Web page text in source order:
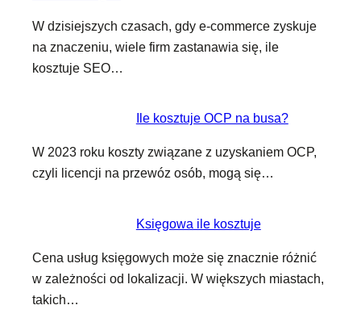
W dzisiejszych czasach, gdy e-commerce zyskuje
na znaczeniu, wiele firm zastanawia się, ile
kosztuje SEO…
Ile kosztuje OCP na busa?
W 2023 roku koszty związane z uzyskaniem OCP,
czyli licencji na przewóz osób, mogą się…
Księgowa ile kosztuje
Cena usług księgowych może się znacznie różnić
w zależności od lokalizacji. W większych miastach,
takich…